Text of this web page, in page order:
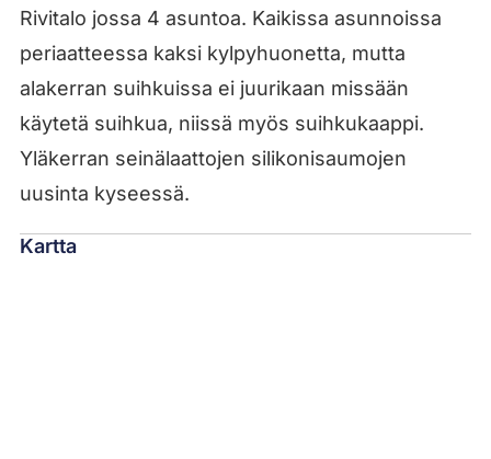
Rivitalo jossa 4 asuntoa. Kaikissa asunnoissa
periaatteessa kaksi kylpyhuonetta, mutta
alakerran suihkuissa ei juurikaan missään
käytetä suihkua, niissä myös suihkukaappi.
Yläkerran seinälaattojen silikonisaumojen
uusinta kyseessä.
Kartta